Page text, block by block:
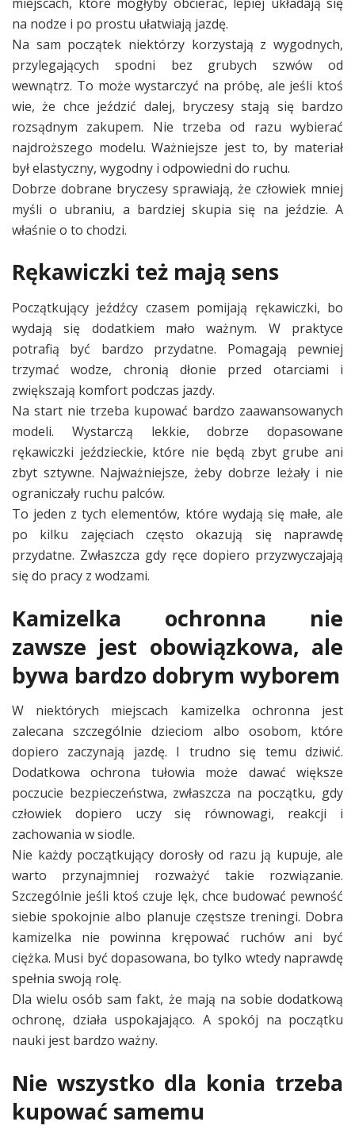
na nodze i po prostu ułatwiają jazdę.
Na sam początek niektórzy korzystają z wygodnych,
przylegających spodni bez grubych szwów od
wewnątrz. To może wystarczyć na próbę, ale jeśli ktoś
wie, że chce jeździć dalej, bryczesy stają się bardzo
rozsądnym zakupem. Nie trzeba od razu wybierać
najdroższego modelu. Ważniejsze jest to, by materiał
był elastyczny, wygodny i odpowiedni do ruchu.
Dobrze dobrane bryczesy sprawiają, że człowiek mniej
myśli o ubraniu, a bardziej skupia się na jeździe. A
właśnie o to chodzi.
Rękawiczki też mają sens
Początkujący jeźdźcy czasem pomijają rękawiczki, bo
wydają się dodatkiem mało ważnym. W praktyce
potrafią być bardzo przydatne. Pomagają pewniej
trzymać wodze, chronią dłonie przed otarciami i
zwiększają komfort podczas jazdy.
Na start nie trzeba kupować bardzo zaawansowanych
modeli. Wystarczą lekkie, dobrze dopasowane
rękawiczki jeździeckie, które nie będą zbyt grube ani
zbyt sztywne. Najważniejsze, żeby dobrze leżały i nie
ograniczały ruchu palców.
To jeden z tych elementów, które wydają się małe, ale
po kilku zajęciach często okazują się naprawdę
przydatne. Zwłaszcza gdy ręce dopiero przyzwyczajają
się do pracy z wodzami.
Kamizelka ochronna nie
zawsze jest obowiązkowa, ale
bywa bardzo dobrym wyborem
W niektórych miejscach kamizelka ochronna jest
zalecana szczególnie dzieciom albo osobom, które
dopiero zaczynają jazdę. I trudno się temu dziwić.
Dodatkowa ochrona tułowia może dawać większe
poczucie bezpieczeństwa, zwłaszcza na początku, gdy
człowiek dopiero uczy się równowagi, reakcji i
zachowania w siodle.
Nie każdy początkujący dorosły od razu ją kupuje, ale
warto przynajmniej rozważyć takie rozwiązanie.
Szczególnie jeśli ktoś czuje lęk, chce budować pewność
siebie spokojnie albo planuje częstsze treningi. Dobra
kamizelka nie powinna krępować ruchów ani być
ciężka. Musi być dopasowana, bo tylko wtedy naprawdę
spełnia swoją rolę.
Dla wielu osób sam fakt, że mają na sobie dodatkową
ochronę, działa uspokajająco. A spokój na początku
nauki jest bardzo ważny.
Nie wszystko dla konia trzeba
kupować samemu